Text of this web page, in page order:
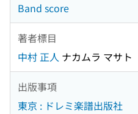
Band score
著者標目
中村 正人 ナカムラ マサト
出版事項
東京 : ドレミ楽譜出版社